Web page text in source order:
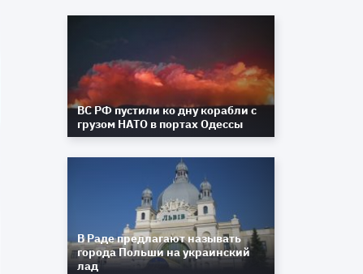
ВС РФ пустили ко дну корабли с
грузом НАТО в портах Одессы
В Раде предлагают называть
города Польши на украинский
лад